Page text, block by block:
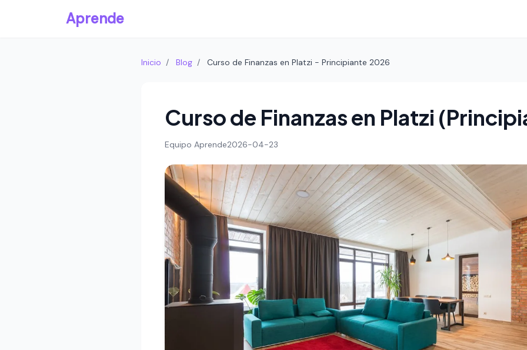
Aprende
Inicio / Blog / Curso de Finanzas en Platzi - Principiante 2026
Curso de Finanzas en Platzi
Equipo Aprende2026-04-23